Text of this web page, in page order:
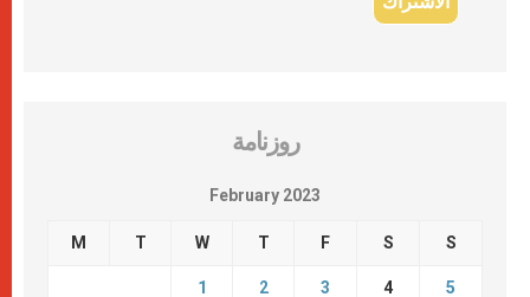
روزنامة
February 2023
M T W T F S S
1 2 3 4 5